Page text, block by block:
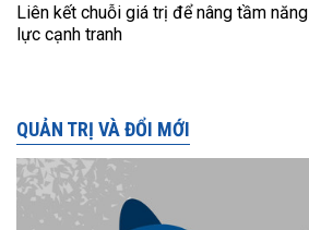
Liên kết chuỗi giá trị để nâng tầm năng
lực cạnh tranh
QUẢN TRỊ VÀ ĐỔI MỚI